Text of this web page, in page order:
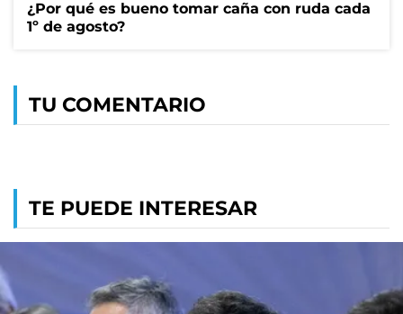
¿Por qué es bueno tomar caña con ruda cada
1º de agosto?
TU COMENTARIO
TE PUEDE INTERESAR